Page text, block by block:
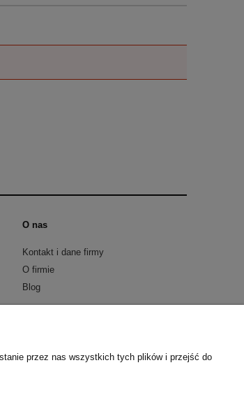
O nas
Kontakt i dane firmy
O firmie
Blog
przez nas wszystkich tych plików i przejść do